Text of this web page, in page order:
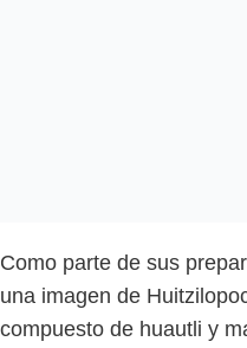
Como parte de sus
una imagen de
compuesto de huautli y